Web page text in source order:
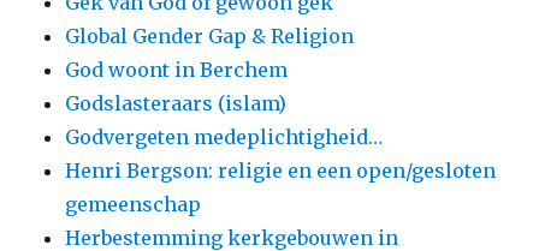
Global Gender Gap & Religion
God woont in Berchem
Godslasteraars (islam)
Godvergeten medeplichtigheid…
Henri Bergson: religie en een open/gesloten
gemeenschap
Herbestemming kerkgebouwen in